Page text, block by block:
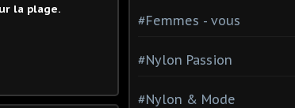
la plage.
#Femmes - vous
#Nylon Passion
#Nylon & Mode